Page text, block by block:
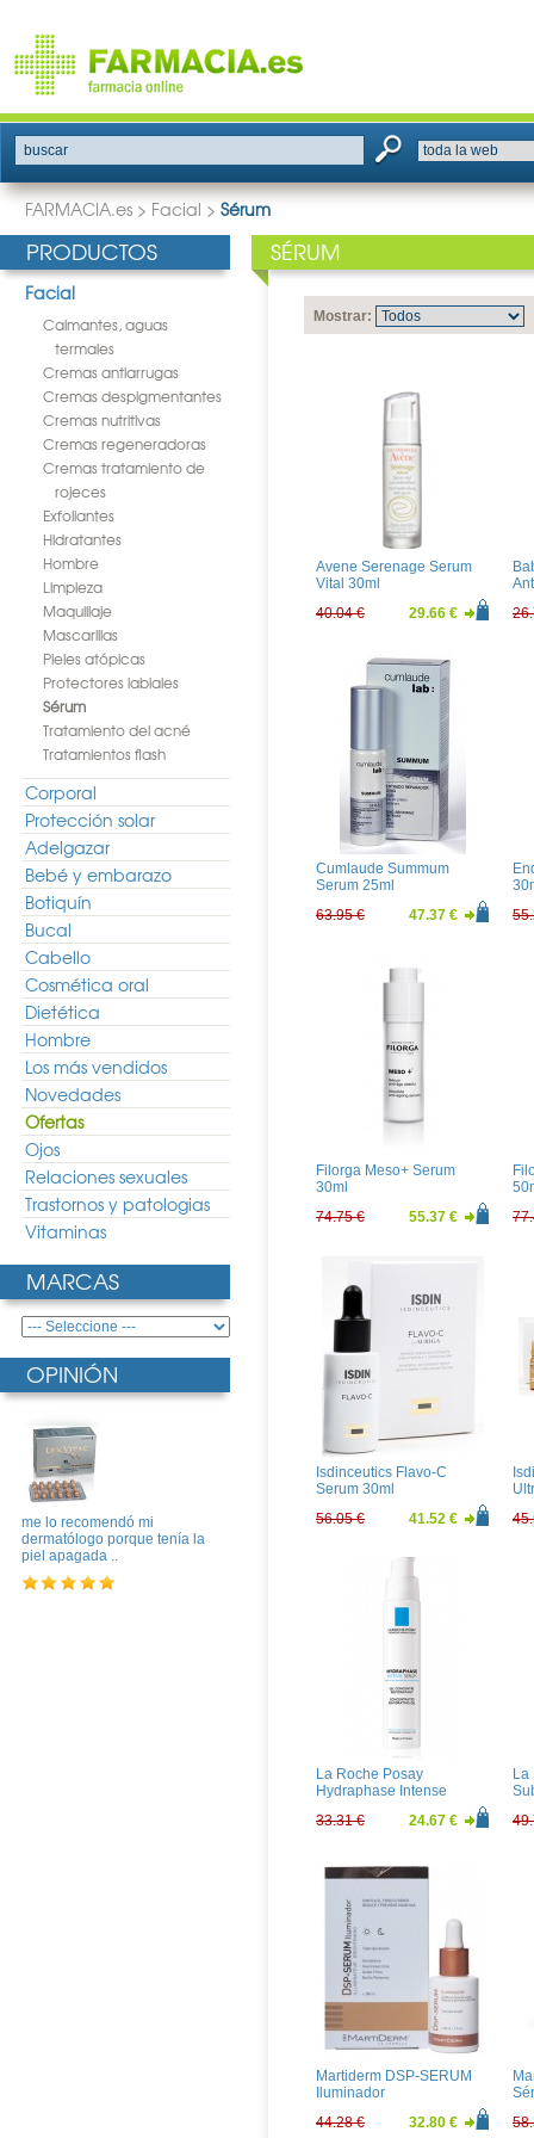
buscar
FARMACIA.es > Facial > Sérum
PRODUCTOS
Facial
Calmantes, aguas
termales
Cremas antiarrugas
Cremas despigmentantes
Cremas nutritivas
Cremas regeneradoras
Cremas tratamiento de
rojeces
Exfoliantes
Hidratantes
Hombre
Limpieza
Maquillaje
Mascarillas
Pieles atópicas
Protectores labiales
Sérum
Tratamiento del acné
Tratamientos flash
Corporal
Protección solar
Adelgazar
Bebé y embarazo
Botiquín
Bucal
Cabello
Cosmética oral
Dietética
Hombre
Los más vendidos
Novedades
Ofertas
Ojos
Relaciones sexuales
Trastornos y patologias
Vitaminas
MARCAS
OPINIÓN
me lo recomendó mi
dermatólogo porque tenía la
piel apagada ..
SÉRUM
Mostrar:
Avene Serenage Serum
Vital 30ml
40.04 €
29.66 €
Cumlaude Summum
Serum 25ml
63.95 €
47.37 €
Filorga Meso+ Serum
30ml
74.75 €
55.37 €
Isdinceutics Flavo-C
Serum 30ml
56.05 €
41.52 €
La Roche Posay
Hydraphase Intense
33.31 € 24.67 €
La
Martiderm DSP-SERUM
Iluminador
44.28 €
32.80 €